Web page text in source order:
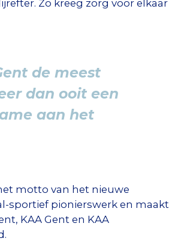
Zo kreeg zorg voor elkaar
de meest
dan ooit een
aan het
motto van het nieuwe
sportief pionierswerk en maakt
KAA Gent en KAA